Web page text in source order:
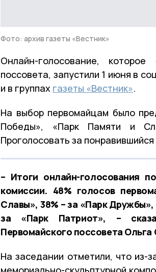
Фото: архив газеты «Вестник»
Онлайн-голосование, которое
поссовета, запустили 1 июня в
и в группах газеты «Вестник».
На выбор первомайцам было
Победы», «Парк Памяти и
Проголосовать за
– Итоги онлайн-голосования
комиссии. 48% голосов
Славы», 38% – за «Парк
за «Парк Патриот», –
Первомайского поссовета Ольга
На заседании отметили, что из-